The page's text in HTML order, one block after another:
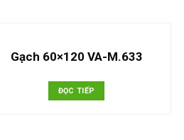
Gạch 60×120 VA-M.633
ĐỌC TIẾP